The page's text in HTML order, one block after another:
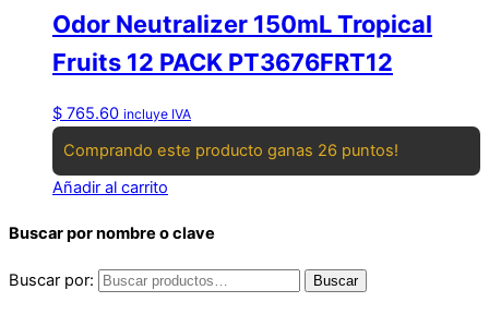
Odor Neutralizer 150mL Tropical
Fruits 12 PACK PT3676FRT12
$ 765.60 incluye IVA
Comprando este producto ganas 26 puntos!
Añadir al carrito
Buscar por nombre o clave
Buscar por: Buscar